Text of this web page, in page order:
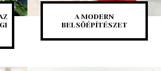
A MODERN
BELSŐÉPÍTÉSZET